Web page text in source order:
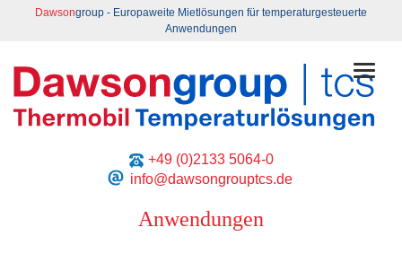
Dawsongroup - Europaweite Mietlösungen für temperaturgesteuerte
Anwendungen
+49 (0)2133 5064-0
info@dawsongrouptcs.de
Anwendungen